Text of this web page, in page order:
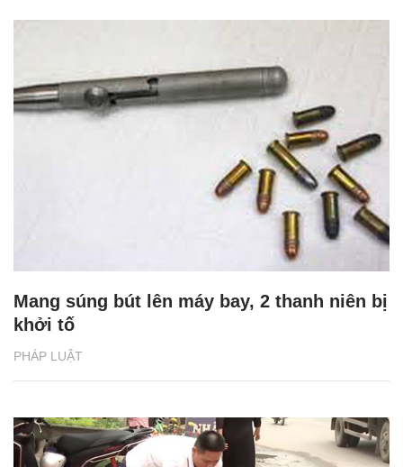
PHÁP LUẬT
Mang súng bút lên máy bay, 2 thanh niên bị
khởi tố